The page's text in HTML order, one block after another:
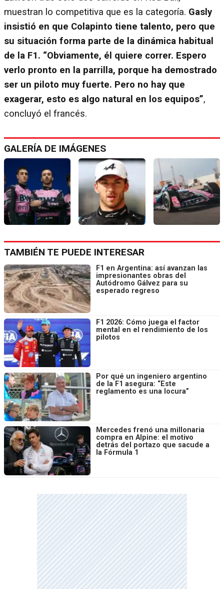
muestran lo competitiva que es la categoría. Gasly
insistió en que Colapinto tiene talento, pero que
su situación forma parte de la dinámica habitual
de la F1. “Obviamente, él quiere correr. Espero
verlo pronto en la parrilla, porque ha demostrado
ser un piloto muy fuerte. Pero no hay que
exagerar, esto es algo natural en los equipos”,
concluyó el francés.
GALERÍA DE IMÁGENES
TAMBIÉN TE PUEDE INTERESAR
F1 en Argentina: así avanzan las
impresionantes obras del
Autódromo Gálvez para su
esperado regreso
F1 2026: Cómo juega el factor
mental en el rendimiento de los
pilotos
Por qué un ingeniero argentino
de la F1 asegura: “Este
reglamento es una locura”
Mercedes frenó una millonaria
compra en Alpine: el motivo
detrás del portazo que sacude a
la Fórmula 1